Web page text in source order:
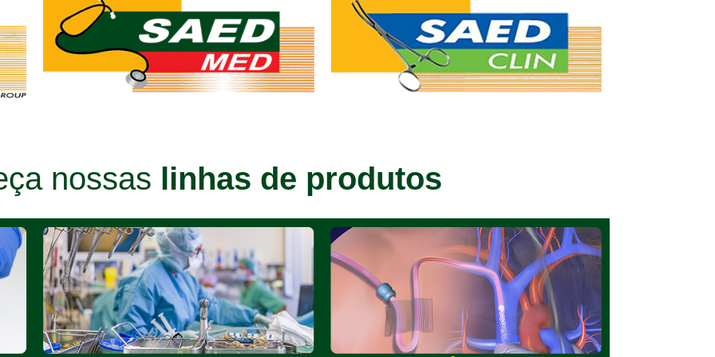
nossas linhas de produtos